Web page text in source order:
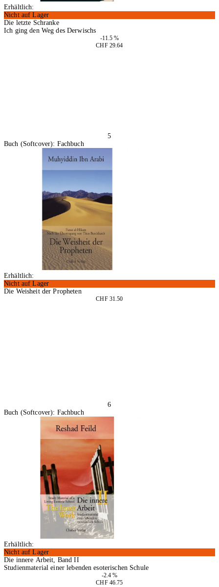
Erhältlich:
Nicht auf Lager
Die letzte Schranke
Ich ging den Weg des Derwischs
-11.5 %
CHF 29.64
5
Buch (Softcover): Fachbuch
Erhältlich:
Nicht auf Lager
Die Weisheit der Propheten
CHF 31.50
6
Buch (Softcover): Fachbuch
Erhältlich:
Nicht auf Lager
Die innere Arbeit, Band II
Studienmaterial einer lebenden esoterischen Schule
-2.4 %
CHF 46.75